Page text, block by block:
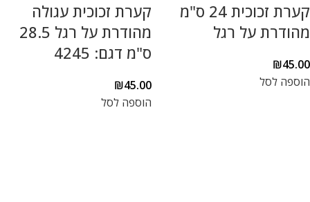
קערת זכוכית 24 ס"מ
מהודרת על רגל
₪45.00
הוספה לסל
קערת זכוכית עגולה
מהודרת על רגל 28.5
ס"מ דגם: 4245
₪45.00
הוספה לסל